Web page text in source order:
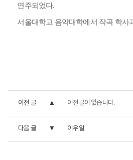
연주되었다.
서울대학교 음악대학에서 작곡 학사
이전 글 이전글이 없습니다.
다음 글 이우일